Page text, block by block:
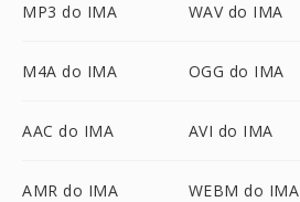
MP3 do IMA WAV do IMA
M4A do IMA OGG do IMA
AAC do IMA AVI do IMA
AMR do IMA WEBM do IMA